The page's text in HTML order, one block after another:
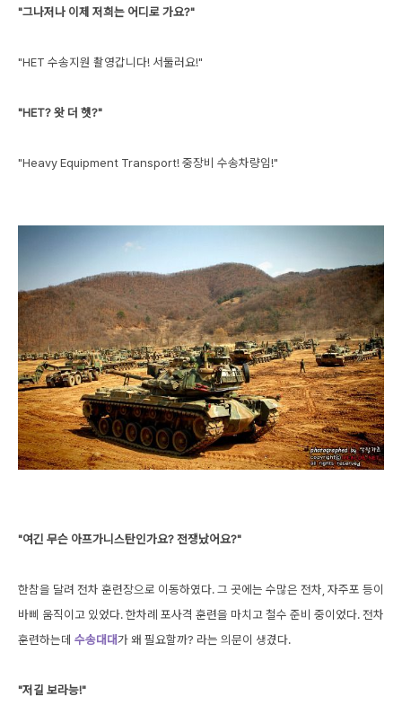
"그나저나 이제 저희는 어디로 가요?"
"HET 수송지원 촬영갑니다! 서둘러요!"
"HET? 왓 더 헷?"
"Heavy Equipment Transport! 중장비 수송차량임!"
"여긴 무슨 아프가니스탄인가요? 전쟁났어요?"
한참을 달려 전차 훈련장으로 이동하였다. 그 곳에는 수많은 전차, 자주포 등이
바삐 움직이고 있었다. 한차례 포사격 훈련을 마치고 철수 준비 중이었다. 전차
훈련하는데 수송대대가 왜 필요할까? 라는 의문이 생겼다.
"저길 보라능!"